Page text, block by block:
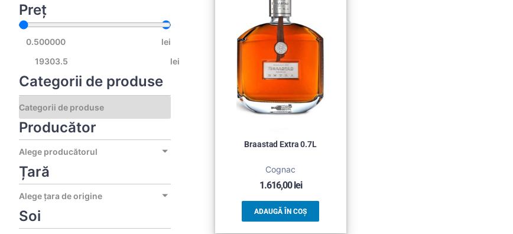
Preț
lei
lei
Categorii de produse
Producător
Alege producătorul
Țară
Alege țara de origine
Soi
Braastad Extra 0.7L
Cognac
1.616,00lei
ADAUGĂ ÎN COȘ